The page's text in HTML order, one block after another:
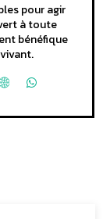
pour agir
à toute
bénéfique